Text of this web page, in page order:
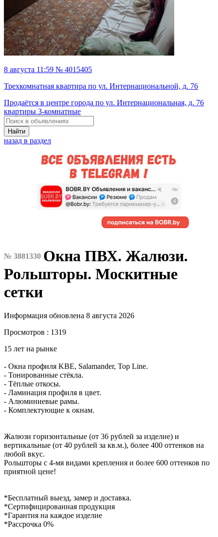
8 августа 11:59 № 4015405
Трехкомнатная квартира по ул. Интернациональной, д. 76
Продаётся в центре города по ул. Интернациональная, д. 76
квартиры 3-комнатные
Найти
назад в раздел
№ 3881330 Окна ПВХ. Жалюзи.
Рольшторы. Москитные
сетки
Информация обновлена 8 августа 2026
Просмотров : 1319
15 лет на рынке
- Окна профиля KBE, Salamander, Top Line.
- Тонированные стёкла.
- Тёплые откосы.
- Ламинация профиля в цвет.
- Алюминиевые рамы.
- Комплектующие к окнам.
Жалюзи горизонтальные (от 36 рублей за изделие) и
вертикальные (от 40 рублей за кв.м.), более 400 оттенков на
любой вкус.
Рольшторы с 4-мя видами крепления и более 600 оттенков по
приятной цене!
*Бесплатный выезд, замер и доставка.
*Сертифицированная продукция
*Гарантия на каждое изделие
*Рассрочка 0%